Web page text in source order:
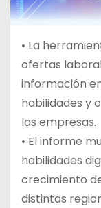
• La
ofertas
información
habilidades y
las empresas.
• El informe
habilidades
crecimiento
distintas